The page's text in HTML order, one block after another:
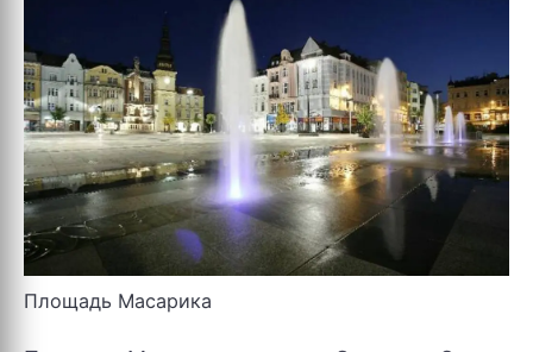
Площадь Масарика